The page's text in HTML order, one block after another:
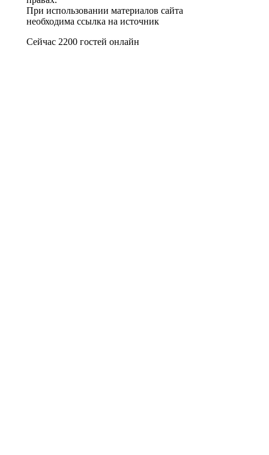
При использовании материалов сайта
необходима ссылка на источник
Сейчас 2200 гостей онлайн